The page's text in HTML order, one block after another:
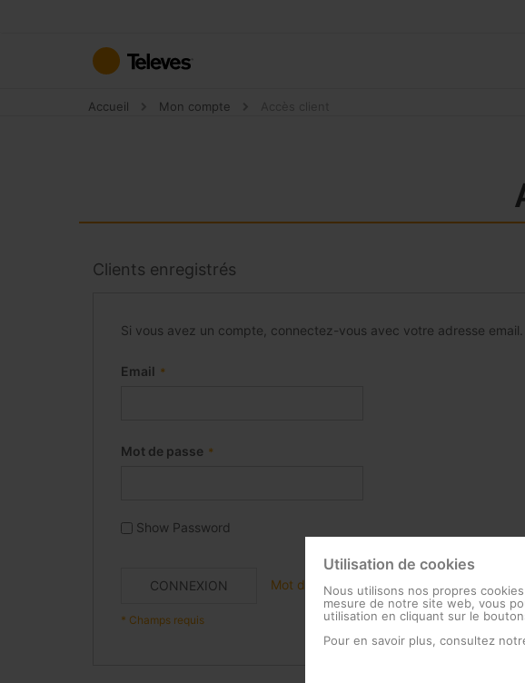
contenu
Accueil Mon compte
Clients enregistrés
Si vous avez un compte, connectez-vous avec votre adresse email.
Email
Mot de passe
Show Password
CONNEXION Mot de passe oublié ?
Utilisation de cookies
Nous utilisons nos propres
mesure de notre site web, vous
utilisation en cliquant sur le
Pour en savoir plus, consultez